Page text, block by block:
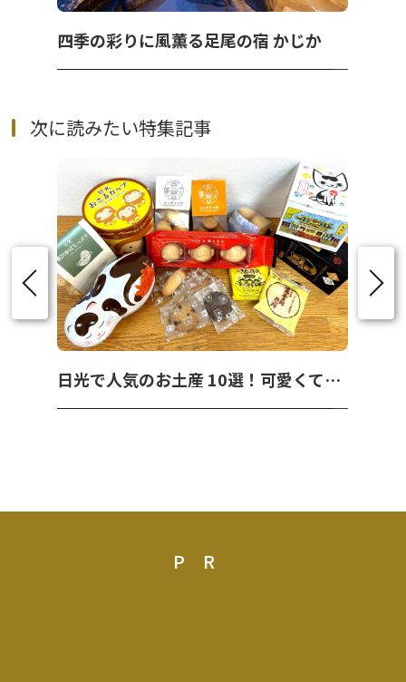
四季の彩りに風薫る足尾の宿 かじか
次に読みたい特集記事
日光で人気のお土産 10選！可愛くて美味しいお菓子を紹介！
PR